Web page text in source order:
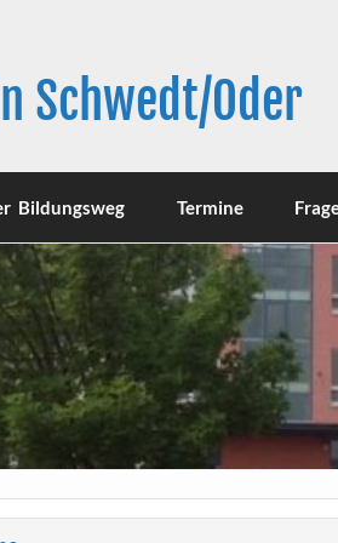
Schwedt/Oder
Bildungsweg Termine